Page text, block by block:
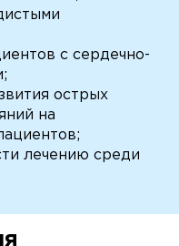
с сердечно-
острых
на
лечению среди